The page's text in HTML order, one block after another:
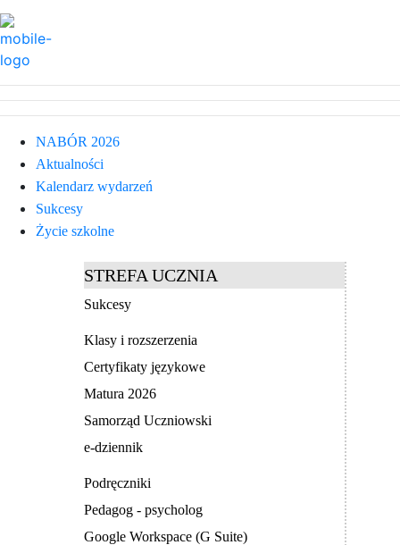
NABÓR 2026
Aktualności
Kalendarz wydarzeń
Sukcesy
Życie szkolne
STREFA UCZNIA
Sukcesy
Klasy i rozszerzenia
Certyfikaty językowe
Matura 2026
Samorząd Uczniowski
e-dziennik
Podręczniki
Pedagog - psycholog
Google Workspace (G Suite)